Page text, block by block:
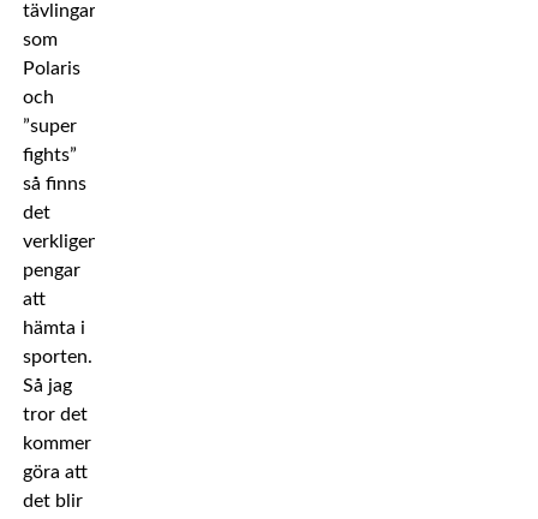
tävlingar
som
Polaris
och
”super
fights”
så finns
det
verkligen
pengar
att
hämta i
sporten.
Så jag
tror det
kommer
göra att
det blir